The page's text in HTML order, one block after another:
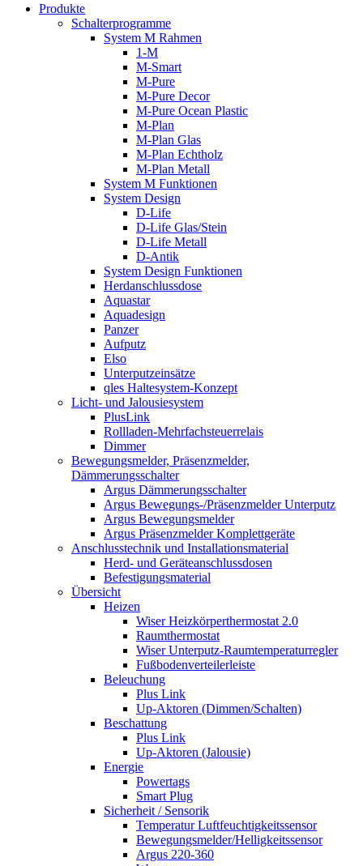
Produkte
Schalterprogramme
System M Rahmen
1-M
M-Smart
M-Pure
M-Pure Decor
M-Pure Ocean Plastic
M-Plan
M-Plan Glas
M-Plan Echtholz
M-Plan Metall
System M Funktionen
System Design
D-Life
D-Life Glas/Stein
D-Life Metall
D-Antik
System Design Funktionen
Herdanschlussdose
Aquastar
Aquadesign
Panzer
Aufputz
Elso
Unterputzeinsätze
qles Haltesystem-Konzept
Licht- und Jalousiesystem
PlusLink
Rollladen-Mehrfachsteuerrelais
Dimmer
Bewegungsmelder, Präsenzmelder,
Dämmerungsschalter
Argus Dämmerungsschalter
Argus Bewegungs-/Präsenzmelder Unterputz
Argus Bewegungsmelder
Argus Präsenzmelder Komplettgeräte
Anschlusstechnik und Installationsmaterial
Herd- und Geräteanschlussdosen
Befestigungsmaterial
Übersicht
Heizen
Wiser Heizkörperthermostat 2.0
Raumthermostat
Wiser Unterputz-Raumtemperaturregler
Fußbodenverteilerleiste
Beleuchung
Plus Link
Up-Aktoren (Dimmen/Schalten)
Beschattung
Plus Link
Up-Aktoren (Jalousie)
Energie
Powertags
Smart Plug
Sicherheit / Sensorik
Temperatur Luftfeuchtigkeitssensor
Bewegungsmelder/Helligkeitssensor
Argus 220-360